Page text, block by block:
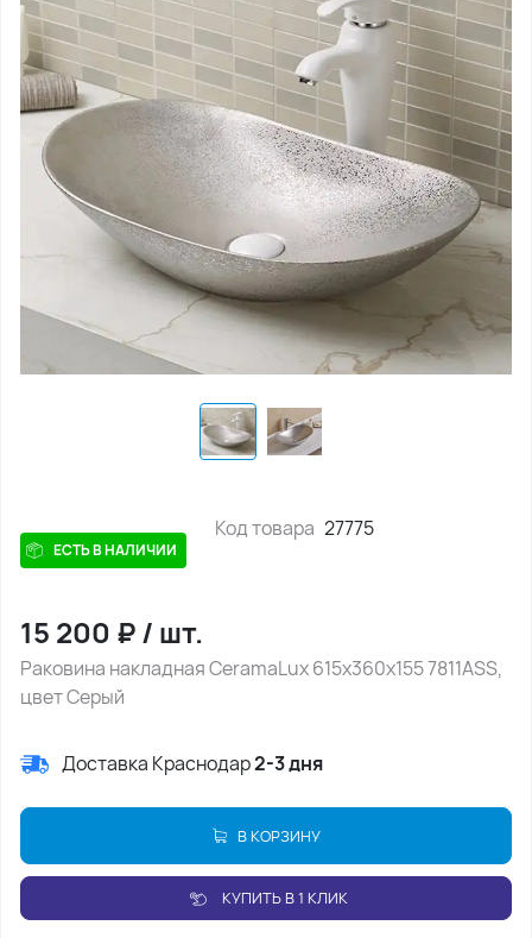
ЕСТЬ В НАЛИЧИИ
Код товара 27775
15 200 ₽/ шт.
Раковина накладная CeramaLux 615х360х155 7811АSS,
цвет Серый
Доставка Краснодар2-3 дня
В КОРЗИНУ
КУПИТЬ В 1 КЛИК